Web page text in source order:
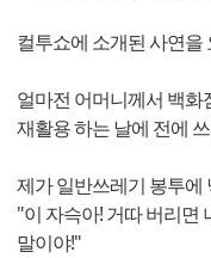
컬투쇼에 소개된 사연을
얼마전 어머니께서 백화
재활용 하는 날에 전에
제가 일반쓰레기 봉투에
"이 자슥아! 거따 버리면
말이야!"